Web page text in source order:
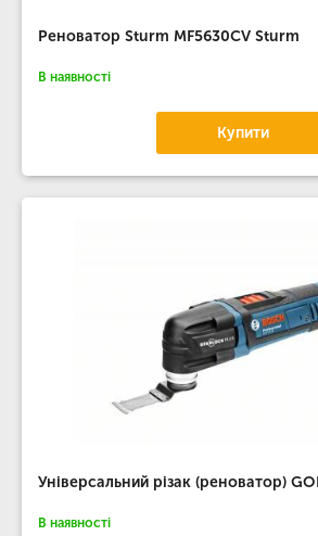
Реноватор Sturm MF5630CV Sturm
В наявності
Купити
Універсальний різак (реноватор)
В наявності